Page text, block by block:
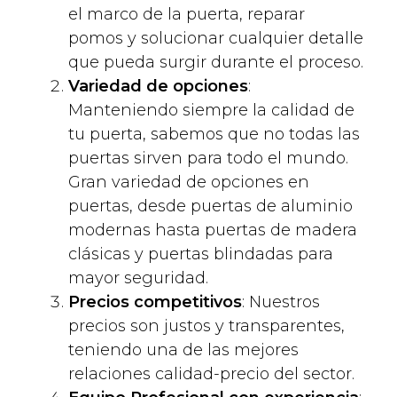
el marco de la puerta, reparar
pomos y solucionar cualquier detalle
que pueda surgir durante el proceso.
Variedad de opciones:
Manteniendo siempre la calidad de
tu puerta, sabemos que no todas las
puertas sirven para todo el mundo.
Gran variedad de opciones en
puertas, desde puertas de aluminio
modernas hasta puertas de madera
clásicas y puertas blindadas para
mayor seguridad.
Precios competitivos: Nuestros
precios son justos y transparentes,
teniendo una de las mejores
relaciones calidad-precio del sector.